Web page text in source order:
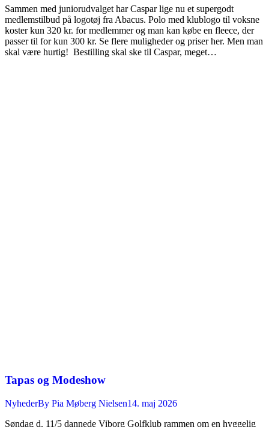
Sammen med juniorudvalget har Caspar lige nu et supergodt
medlemstilbud på logotøj fra Abacus. Polo med klublogo til voksne
koster kun 320 kr. for medlemmer og man kan købe en fleece, der
passer til for kun 300 kr. Se flere muligheder og priser her. Men man
skal være hurtig! Bestilling skal ske til Caspar, meget…
Tapas og Modeshow
NyhederBy Pia Møberg Nielsen14. maj 2026
Søndag d. 11/5 dannede Viborg Golfklub rammen om en hyggelig